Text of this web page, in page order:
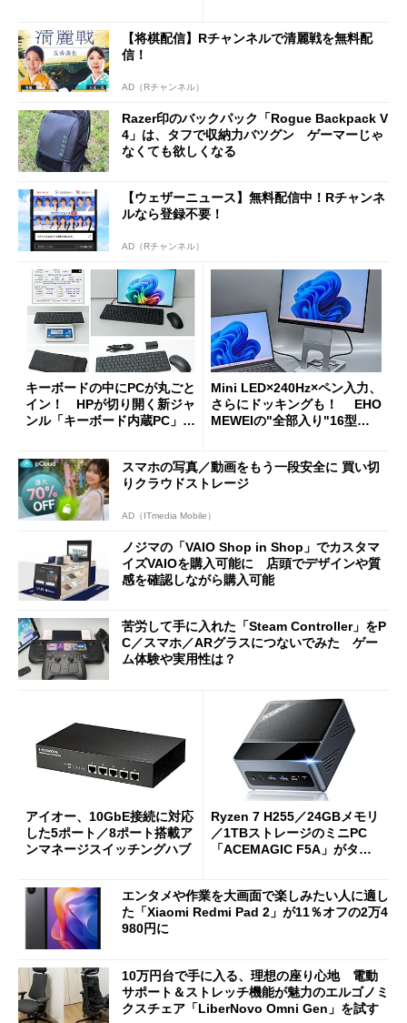
【将棋配信】Rチャンネルで清麗戦を無料配
信！
AD（Rチャンネル）
Razer印のバックパック「Rogue Backpack V
4」は、タフで収納力バツグン ゲーマーじゃ
なくても欲しくなる
【ウェザーニュース】無料配信中！Rチャンネ
ルなら登録不要！
AD（Rチャンネル）
キーボードの中にPCが丸ごと
イン！ HPが切り開く新ジャ
ンル「キーボード内蔵PC」の
Mini LED×240Hz×ペン入力、
さらにドッキングも！ EHO
MEWEIの"全部入り"16型モ
スマホの写真／動画をもう一段安全に 買い切
りクラウドストレージ
AD（ITmedia Mobile）
ノジマの「VAIO Shop in Shop」でカスタマ
イズVAIOを購入可能に 店頭でデザインや質
感を確認しながら購入可能
苦労して手に入れた「Steam Controller」をP
C／スマホ／ARグラスにつないでみた ゲー
ム体験や実用性は？
アイオー、10GbE接続に対応
した5ポート／8ポート搭載ア
ンマネージスイッチングハブ
Ryzen 7 H255／24GBメモリ
／1TBストレージのミニPC
「ACEMAGIC F5A」がタイ
エンタメや作業を大画面で楽しみたい人に適し
た「Xiaomi Redmi Pad 2」が11％オフの2万4
980円に
10万円台で手に入る、理想の座り心地 電動
サポート＆ストレッチ機能が魅力のエルゴノミ
クスチェア「LiberNovo Omni Gen」を試す